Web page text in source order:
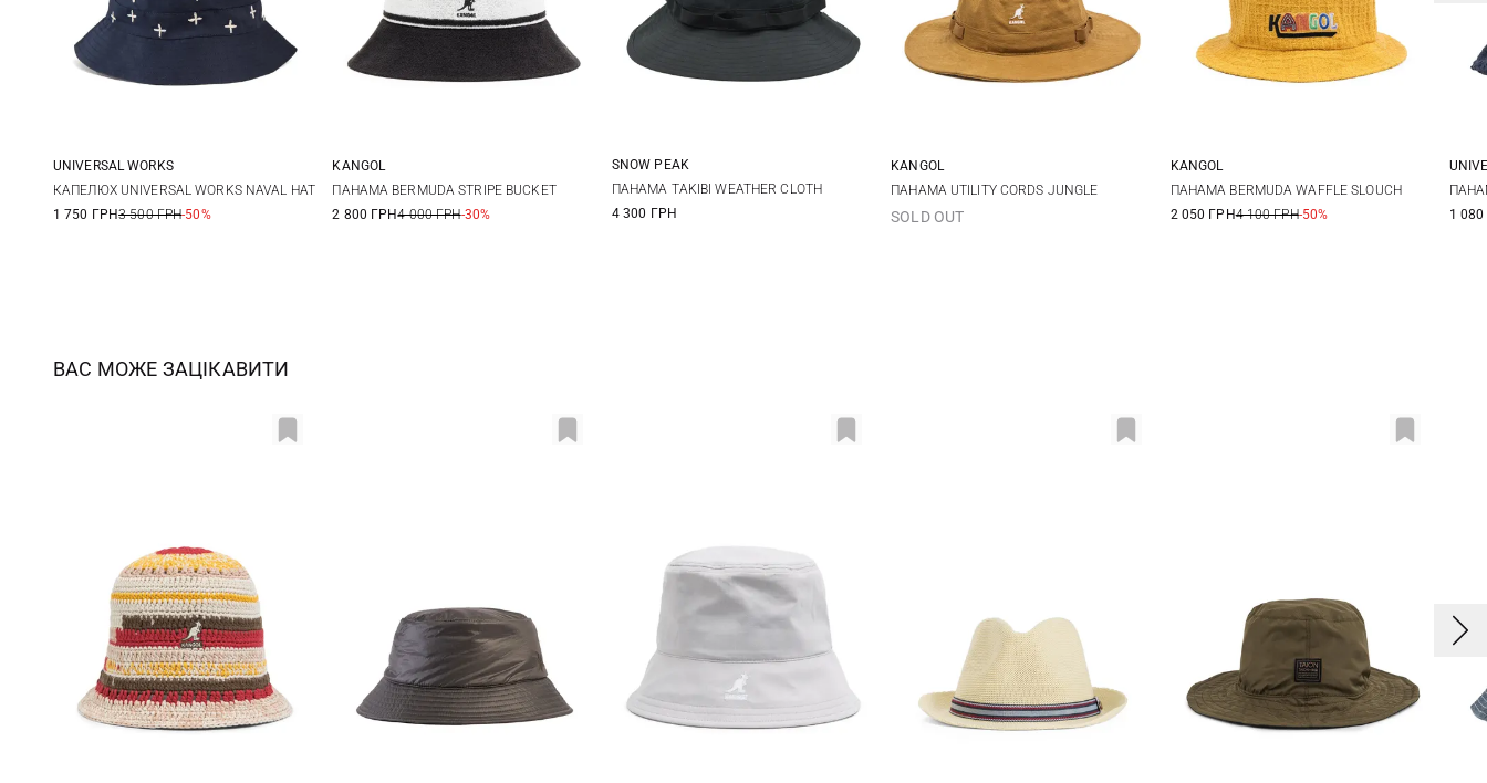
M L XL
UNIVERSAL WORKS
КАПЕЛЮХ UNIVERSAL WORKS NAVAL HAT
1 750 ГРН3 500 ГРН-50%
S M L XL
KANGOL
ПАНАМА BERMUDA STRIPE BUCKET
2 800 ГРН4 000 ГРН-30%
2
SNOW PEAK
ПАНАМА TAKIBI WEATHER CLOTH
4 300 ГРН
M L XL
KANGOL
ПАНАМА UTILITY CORDS JUNGLE
SOLD OUT
L
KANGOL
ПАНАМА BERMUDA WAFFLE SLOUCH
2 050 ГРН4 100 ГРН-50%
M
1
ВАС МОЖЕ ЗАЦІКАВИТИ